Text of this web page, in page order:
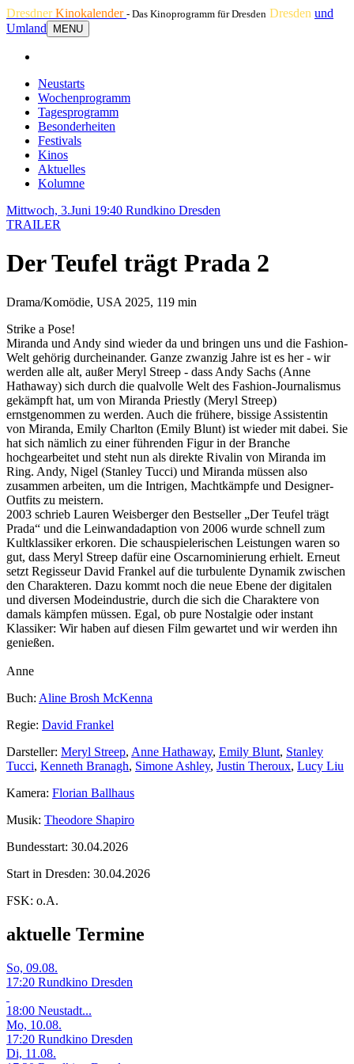
DresdnerKinokalender - Das Kinoprogramm für Dresden Dresden und
Umland
MENU
Neustarts
Wochenprogramm
Tagesprogramm
Besonderheiten
Festivals
Kinos
Aktuelles
Kolumne
Mittwoch, 3.Juni 19:40 Rundkino Dresden
TRAILER
Der Teufel trägt Prada 2
Drama/Komödie, USA 2025, 119 min
Strike a Pose!
Miranda und Andy sind wieder da und bringen uns und die Fashion-
Welt gehörig durcheinander. Ganze zwanzig Jahre ist es her - wir
werden alle alt, außer Meryl Streep - dass Andy Sachs (Anne
Hathaway) sich durch die qualvolle Welt des Fashion-Journalismus
gekämpft hat, um von Miranda Priestly (Meryl Streep)
ernstgenommen zu werden. Auch die frühere, bissige Assistentin
von Miranda, Emily Charlton (Emily Blunt) ist wieder mit dabei. Sie
hat sich nämlich zu einer führenden Figur in der Branche
hochgearbeitet und steht nun als direkte Rivalin von Miranda im
Ring. Andy, Nigel (Stanley Tucci) und Miranda müssen also
zusammen arbeiten, um die Intrigen, Machtkämpfe und Designer-
Outfits zu meistern.
2003 schrieb Lauren Weisberger den Bestseller „Der Teufel trägt
Prada“ und die Leinwandadaption von 2006 wurde schnell zum
Kultklassiker erkoren. Die schauspielerischen Leistungen waren so
gut, dass Meryl Streep dafür eine Oscarnominierung erhielt. Erneut
setzt Regisseur David Frankel auf die turbulente Dynamik zwischen
den Charakteren. Dazu kommt noch die neue Ebene der digitalen
und diversen Modeindustrie, durch die sich die Charaktere von
damals kämpfen müssen. Egal, ob pure Nostalgie oder instant
Klassiker: Wir haben auf diesen Film gewartet und wir werden ihn
genießen.
Anne
Buch: Aline Brosh McKenna
Regie: David Frankel
Darsteller: Meryl Streep, Anne Hathaway, Emily Blunt, Stanley
Tucci, Kenneth Branagh, Simone Ashley, Justin Theroux, Lucy Liu
Kamera: Florian Ballhaus
Musik: Theodore Shapiro
Bundesstart: 30.04.2026
Start in Dresden: 30.04.2026
FSK: o.A.
aktuelle Termine
So, 09.08.
17:20 Rundkino Dresden
18:00 Neustadt...
Mo, 10.08.
17:20 Rundkino Dresden
Di, 11.08.